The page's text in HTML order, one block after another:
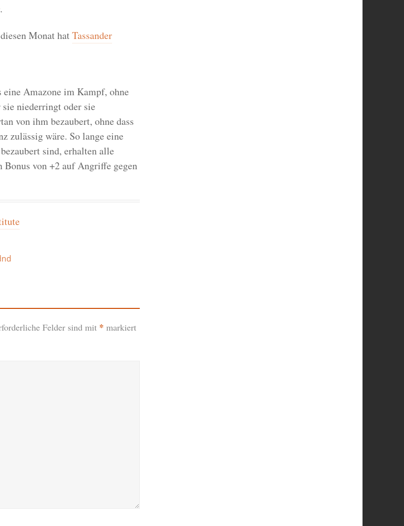
Monat hatTassander
Amazone im Kampf, ohne
niederringt oder sie
von ihm bezaubert, ohne dass
zulässig wäre. So lange eine
sind, erhalten alle
Bonus von +2 auf Angriffe gegen
Felder sind mit * markiert